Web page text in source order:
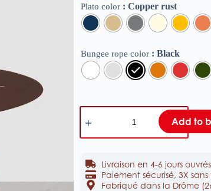
Plato color : Copper rust
Bungee rope color : Black
Add to
Livraison en 4-6 jours ouvrés
Paiement sécurisé, 3X sans
Fabriqué dans la Drôme